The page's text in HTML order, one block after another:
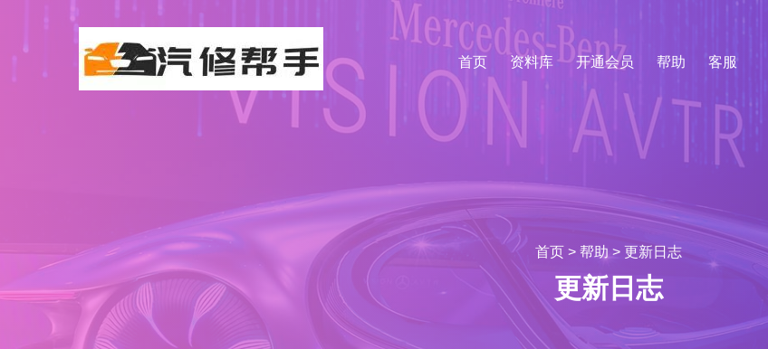
首页 资料库 开通会员 帮助 客服
首页 > 帮助 > 更新日志
更新日志